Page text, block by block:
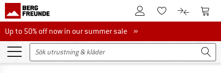
Till kundkontotTill minneslistan.
Till Till
Up to 50% off now in our summer sale
Up to 50% off now in our summer sale »